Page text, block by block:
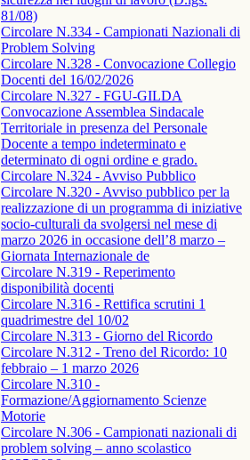
81/08)
Circolare N.334 - Campionati Nazionali di
Problem Solving
Circolare N.328 - Convocazione Collegio
Docenti del 16/02/2026
Circolare N.327 - FGU-GILDA
Convocazione Assemblea Sindacale
Territoriale in presenza del Personale
Docente a tempo indeterminato e
determinato di ogni ordine e grado.
Circolare N.324 - Avviso Pubblico
Circolare N.320 - Avviso pubblico per la
realizzazione di un programma di iniziative
socio-culturali da svolgersi nel mese di
marzo 2026 in occasione dell’8 marzo –
Giornata Internazionale de
Circolare N.319 - Reperimento
disponibilità docenti
Circolare N.316 - Rettifica scrutini 1
quadrimestre del 10/02
Circolare N.313 - Giorno del Ricordo
Circolare N.312 - Treno del Ricordo: 10
febbraio – 1 marzo 2026
Circolare N.310 -
Formazione/Aggiornamento Scienze
Motorie
Circolare N.306 - Campionati nazionali di
problem solving – anno scolastico